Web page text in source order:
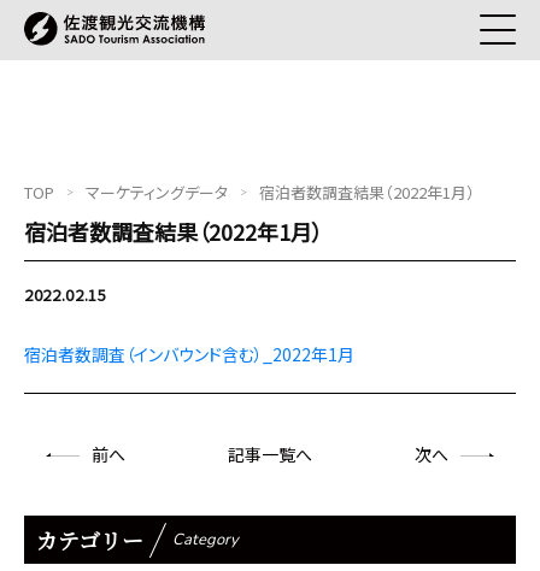
TOP マーケティングデータ 宿泊者数調査結果（2022年1月）
宿泊者数調査結果（2022年1月）
2022.02.15
宿泊者数調査（インバウンド含む）_2022年1月
前へ 記事一覧へ 次へ
カテゴリー Category